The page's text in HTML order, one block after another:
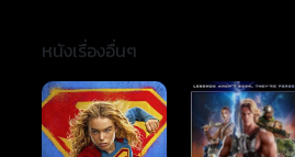
หนังเรื่องอื่นๆ